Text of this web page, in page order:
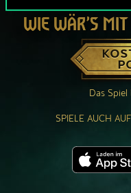
WIE WÄR’S
Das Spiel
SPIELE AUCH